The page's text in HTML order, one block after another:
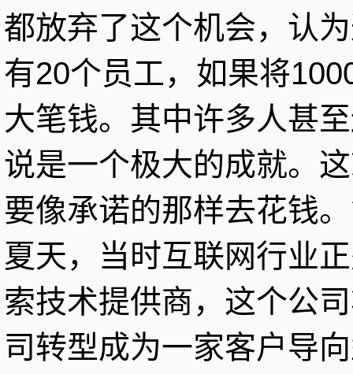
都放弃了这个机会，认
有20个员工，如果将
大笔钱。其中许多人甚
说是一个极大的成就。
要像承诺的那样去花钱
夏天，当时互联网行业
索技术提供商，这个公
司转型成为一家客户导